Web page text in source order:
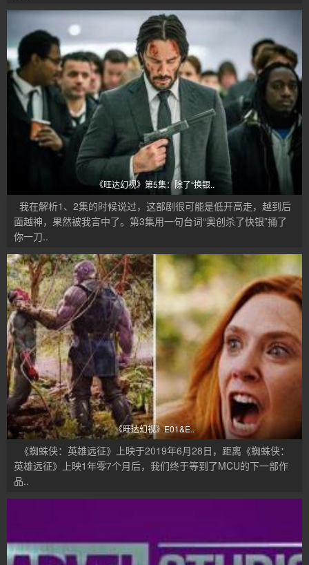
《旺达幻视》第5集：除了“换银..
我在解析1、2集的时候说过，这部剧很可能是低开高走，越到后
面越神，果然被我言中了。第3集用一句台词“奥创杀了快银”捅了
你一刀..
《旺达幻视》E01&E..
《蜘蛛侠：英雄远征》上映于2019年6月28日，距离《蜘蛛侠：
英雄远征》上映1年零7个月后，我们终于等到了MCU的下一部作
品..